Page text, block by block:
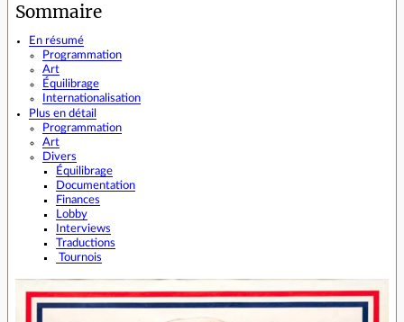
Sommaire
En résumé
Programmation
Art
Équilibrage
Internationalisation
Plus en détail
Programmation
Art
Divers
Équilibrage
Documentation
Finances
Lobby
Interviews
Traductions
Tournois